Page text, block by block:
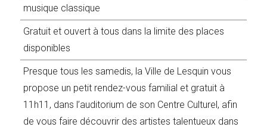
musique classique
Gratuit et ouvert à tous dans la limite des places
disponibles
Presque tous les samedis, la Ville de Lesquin vous
propose un petit rendez-vous familial et gratuit à
11h11, dans l’auditorium de son Centre Culturel, afin
de vous faire découvrir des artistes talentueux dans